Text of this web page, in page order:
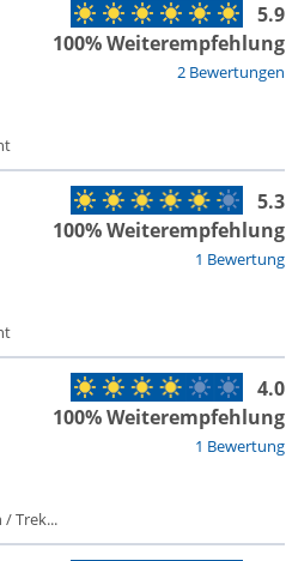
2 Bewertungen
5.9
100% Weiterempfehlung
1 Bewertung
5.3
100% Weiterempfehlung
1 Bewertung
4.0
100% Weiterempfehlung
Trek...